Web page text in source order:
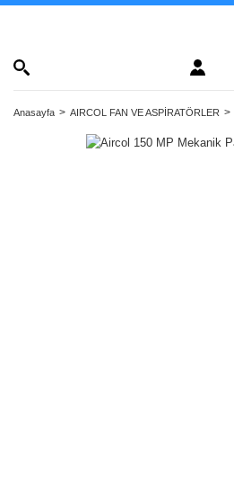
Anasayfa AIRCOL FAN VE ASPİRATÖRLER